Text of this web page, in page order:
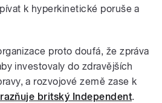
k hyperkinetické poruše a
proto doufá, že zpráva
investovaly do zdravějších
a rozvojové země zase k
britský Independent.